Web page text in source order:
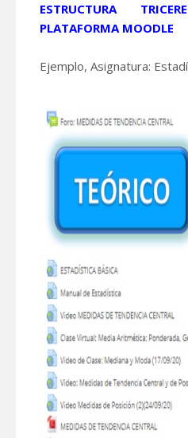
ESTRUCTURA
PLATAFORMA MOODLE
Ejemplo, Asignatura: